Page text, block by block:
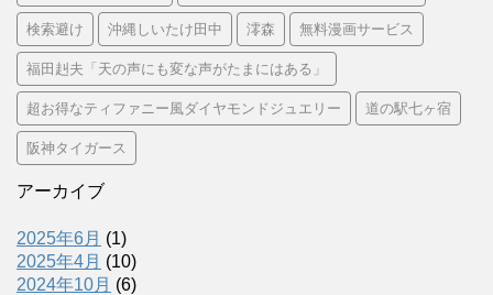
検索避け 沖縄しいたけ田中 澪森 無料漫画サービス
福田赳夫「天の声にも変な声がたまにはある」
超お得なティファニー風ダイヤモンドジュエリー 道の駅七ヶ宿
阪神タイガース
アーカイブ
2025年6月 (1)
2025年4月 (10)
2024年10月 (6)